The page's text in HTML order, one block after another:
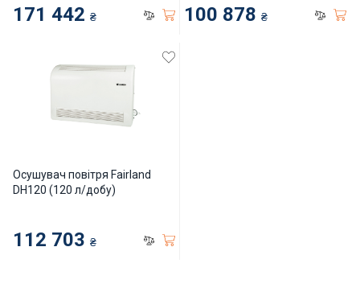
Інклюзивність пляжів
Закладні деталі
Оздоблення чаші басейну
Килимки-протиковзки для басейнів
Килими кам'яні
171 442 ₴ 100 878 ₴
Осушувач повітря Fairland
DH120 (120 л/добу)
112 703 ₴